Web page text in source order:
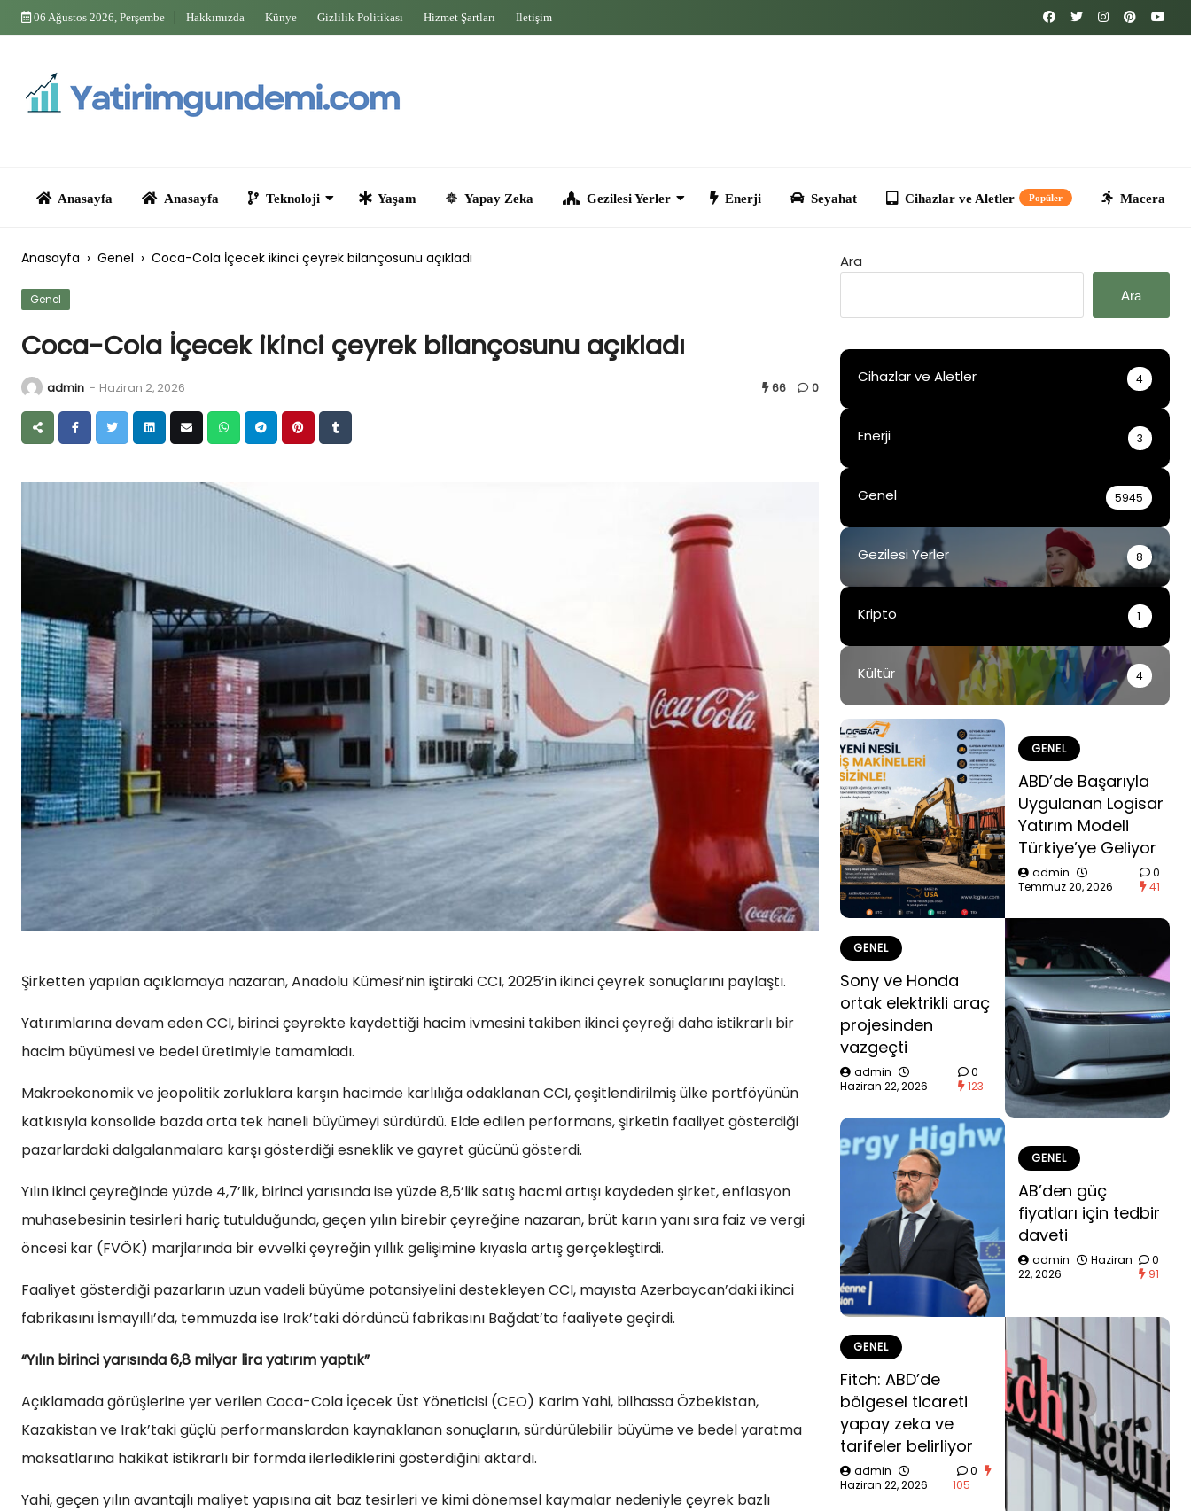
Skip
06 Ağustos 2026, Perşembe Hakkımızda Künye Gizlilik Politikası Hizmet Şartları İletişim
Anasayfa › Genel › Coca-Cola İçecek ikinci çeyrek bilançosunu açıkladı
Genel
Coca-Cola İçecek ikinci çeyrek bilançosunu açıkladı
admin - Haziran 2, 2026 66 0
Şirketten yapılan açıklamaya nazaran, Anadolu Kümesi’nin iştiraki CCI, 2025’in ikinci çeyrek sonuçlarını paylaştı.
Yatırımlarına devam eden CCI, birinci çeyrekte kaydettiği hacim ivmesini takiben ikinci çeyreği daha istikrarlı bir
hacim büyümesi ve bedel üretimiyle tamamladı.
Makroekonomik ve jeopolitik zorluklara karşın hacimde karlılığa odaklanan CCI, çeşitlendirilmiş ülke portföyünün
katkısıyla konsolide bazda orta tek haneli büyümeyi sürdürdü. Elde edilen performans, şirketin faaliyet gösterdiği
pazarlardaki dalgalanmalara karşı gösterdiği esneklik ve gayret gücünü gösterdi.
Yılın ikinci çeyreğinde yüzde 4,7’lik, birinci yarısında ise yüzde 8,5’lik satış hacmi artışı kaydeden şirket, enflasyon
muhasebesinin tesirleri hariç tutulduğunda, geçen yılın birebir çeyreğine nazaran, brüt karın yanı sıra faiz ve vergi
öncesi kar (FVÖK) marjlarında bir evvelki çeyreğin yıllık gelişimine kıyasla artış gerçekleştirdi.
Faaliyet gösterdiği pazarların uzun vadeli büyüme potansiyelini destekleyen CCI, mayısta Azerbaycan’daki ikinci
fabrikasını İsmayıllı’da, temmuzda ise Irak’taki dördüncü fabrikasını Bağdat’ta faaliyete geçirdi.
“Yılın birinci yarısında 6,8 milyar lira yatırım yaptık”
Açıklamada görüşlerine yer verilen Coca-Cola İçecek Üst Yöneticisi (CEO) Karim Yahi, bilhassa Özbekistan,
Kazakistan ve Irak’taki güçlü performanslardan kaynaklanan sonuçların, sürdürülebilir büyüme ve bedel yaratma
maksatlarına hakikat istikrarlı bir formda ilerlediklerini gösterdiğini aktardı.
Yahi, geçen yılın avantajlı maliyet yapısına ait baz tesirleri ve kimi dönemsel kaymalar nedeniyle çeyrek bazlı
Ara
Ara
Cihazlar ve Aletler 4
Enerji 3
Genel 5945
Gezilesi Yerler 8
Kripto 1
Kültür 4
GENEL
ABD’de Başarıyla
Uygulanan Logisar
Yatırım Modeli
Türkiye’ye Geliyor
admin
Temmuz 20, 2026
0
41
GENEL
Sony ve Honda
ortak elektrikli araç
projesinden
vazgeçti
admin
Haziran 22, 2026
0
123
GENEL
AB’den güç
fiyatları için tedbir
daveti
admin
Haziran
22, 2026
0
91
GENEL
Fitch: ABD’de
bölgesel ticareti
yapay zeka ve
tarifeler belirliyor
admin
Haziran 22, 2026
0
105